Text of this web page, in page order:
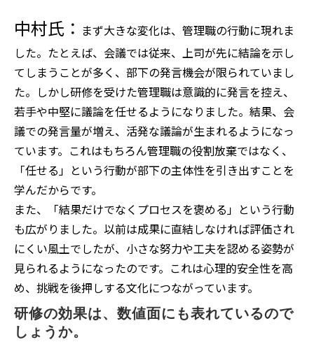
中村氏： まず大きな変化は、管理職の行動に現れま
した。たとえば、会議では従来、上司が先に結論を示し
てしまうことが多く、部下の発言機会が限られていまし
た。しかし研修を受けた管理職は意識的に発言を控え、
若手や中堅に議論を任せるようになりました。結果、会
議での発言量が増え、活発な議論が生まれるようになっ
ています。これはもちろん管理職の役割放棄ではなく、
「任せる」という行動が部下の主体性を引き出すことを
学んだからです。
また、「結果だけでなくプロセスを褒める」という行動
も広がりました。以前は成果に直結しなければ評価され
にくい風土でしたが、小さな努力や工夫を認める姿勢が
見られるようになったのです。これは心理的安全性を高
め、挑戦を後押しする文化につながっています。
研修の効果は、数値面にも表れているので
しょうか。